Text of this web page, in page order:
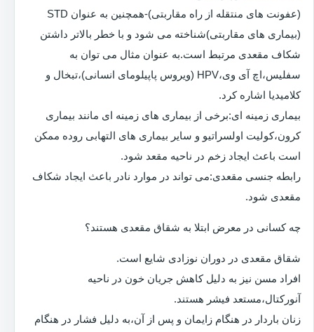
(عفونت های منتقله از راه مقاربتی)-همچنین به عنوان STD
(بیماری های مقاربتی)شناخته می شود و با خطر بالاتر داشتن
شکاف مقعدی مرتبط است.به عنوان مثال می توان به
سفلیس،اچ آی وی،HPV (ویروس پاپیلومای انسانی)،تبخال و
کلامیدیا اشاره کرد.
بیماری زمینه ای:برخی از بیماری های زمینه ای مانند بیماری
کرون،کولیت اولسراتیو و سایر بیماری های التهابی روده ممکن
است باعث ایجاد زخم در ناحیه مقعد شود.
رابطه جنسی مقعدی:می تواند در موارد نادر باعث ایجاد شکاف
مقعدی شود.
چه کسانی در معرض ابتلا به شقاق مقعدی هستند؟
شقاق مقعدی در دوران نوزادی شایع است.
افراد مسن نیز به دلیل کاهش جریان خون در ناحیه
آنورکتال،مستعد فیشر هستند.
زنان باردار در هنگام زایمان و پس از آن،به دلیل فشار در هنگام